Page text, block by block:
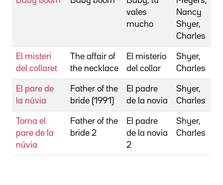
vales
mucho
Nancy
Shyer,
Charles
El misteri
del collaret
The affair of
the necklace
El misterio
del collar
Shyer,
Charles
El pare de
la núvia
Father of the
bride (1991)
El padre
de la novia
Shyer,
Charles
Torna el
pare de la
núvia
Father of the
bride 2
El padre
de la novia
2
Shyer,
Charles